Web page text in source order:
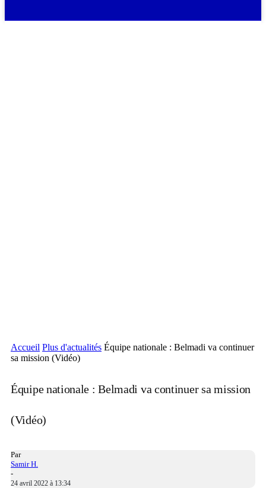
Accueil Plus d'actualités Équipe nationale : Belmadi va continuer
sa mission (Vidéo)
Équipe nationale : Belmadi va continuer sa mission
(Vidéo)
Par
Samir H.
-
24 avril 2022 à 13:34